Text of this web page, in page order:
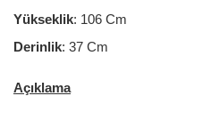
Yükseklik: 106 Cm
Derinlik: 37 Cm
Açıklama